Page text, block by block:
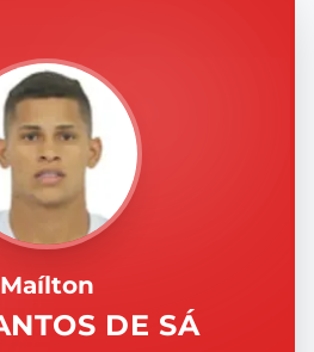
Maílton
DE SÁ